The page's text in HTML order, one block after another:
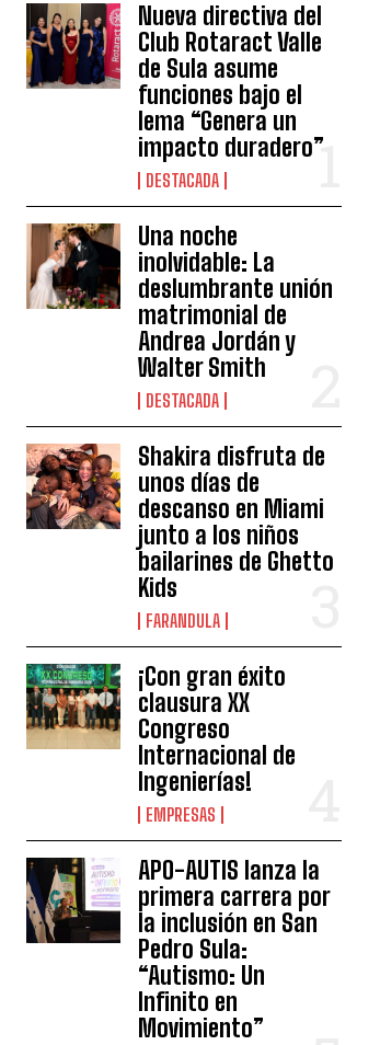
Nueva directiva del
Club Rotaract Valle
de Sula asume
funciones bajo el
lema “Genera un
impacto duradero”
DESTACADA
Una noche
inolvidable: La
deslumbrante unión
matrimonial de
Andrea Jordán y
Walter Smith
DESTACADA
Shakira disfruta de
unos días de
descanso en Miami
junto a los niños
bailarines de Ghetto
Kids
FARANDULA
¡Con gran éxito
clausura XX
Congreso
Internacional de
Ingenierías!
EMPRESAS
APO-AUTIS lanza la
primera carrera por
la inclusión en San
Pedro Sula:
“Autismo: Un
Infinito en
Movimiento”